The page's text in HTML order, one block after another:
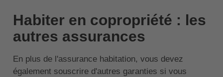
Habiter en copropriété : les
autres assurances
En plus de l'assurance habitation, vous devez
également souscrire d'autres garanties si vous